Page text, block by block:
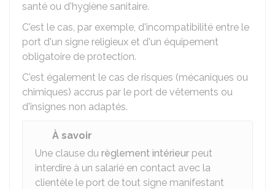
santé ou d'hygiène sanitaire.
C'est le cas, par exemple, d'incompatibilité entre le
port d'un signe religieux et d'un équipement
obligatoire de protection.
C'est également le cas de risques (mécaniques ou
chimiques) accrus par le port de vêtements ou
d'insignes non adaptés.
À savoir
Une clause du règlement intérieur peut
interdire à un salarié en contact avec la
clientèle le port de tout signe manifestant